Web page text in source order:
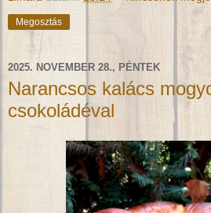
Megosztás
2025. NOVEMBER 28., PÉNTEK
Narancsos kalács
csokoládéval